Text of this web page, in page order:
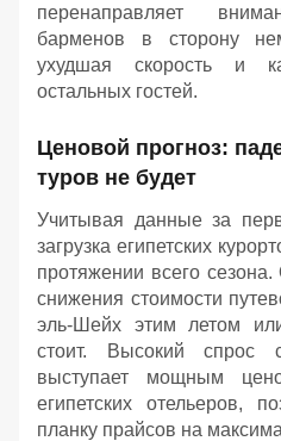
перенаправляет
барменов в сторону
ухудшая скорость и
остальных гостей.
Ценовой прогноз:
туров не будет
Учитывая данные за
загрузка египетских
протяжении всего
снижения стоимости
эль-Шейх этим летом
стоит. Высокий спрос
выступает мощным
египетских отельеров,
планку прайсов на